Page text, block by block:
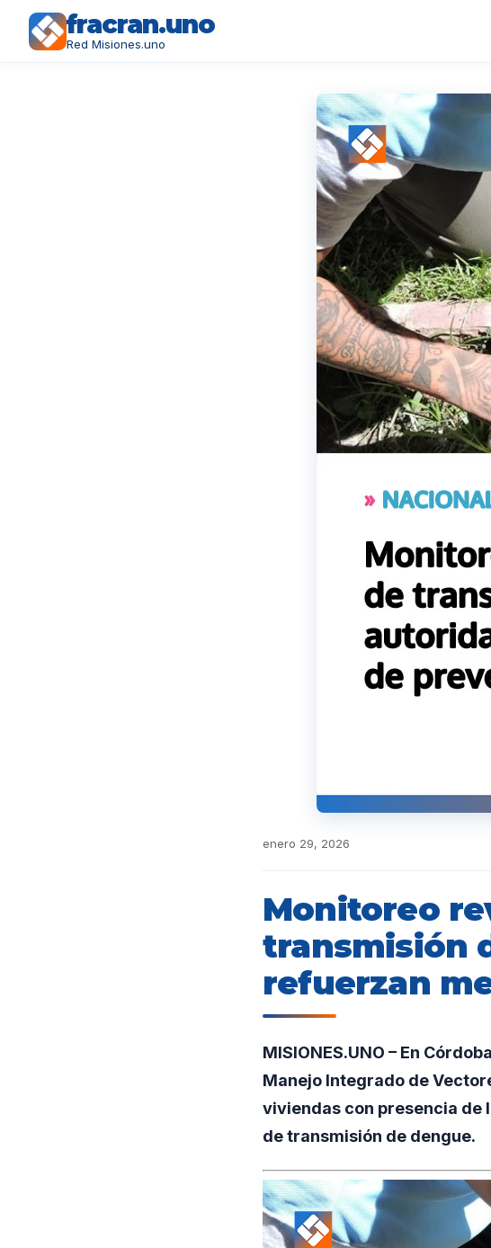
fracran.uno
Red Misiones.uno
enero 29, 2026
Monitoreo
transmisión
refuerzan
MISIONES.UNO – En
Manejo Integrado de
viviendas con presencia de
de transmisión de dengue.